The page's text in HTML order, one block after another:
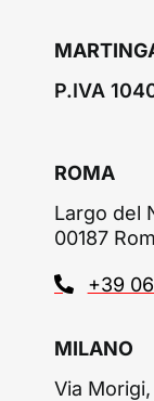
P.IVA
ROMA
Largo del
00187
+39
MILANO
Via Morigi,